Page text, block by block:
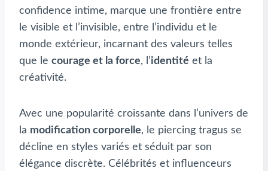
confidence intime, marque une frontière entre
le visible et l’invisible, entre l’individu et le
monde extérieur, incarnant des valeurs telles
que le courage et la force, l’identité et la
créativité.
Avec une popularité croissante dans l’univers de
la modification corporelle, le piercing tragus se
décline en styles variés et séduit par son
élégance discrète. Célébrités et influenceurs